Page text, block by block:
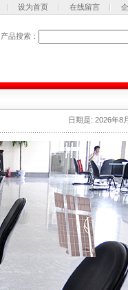
设为首页 在线留言
产品搜索：
日期是: 2026年8